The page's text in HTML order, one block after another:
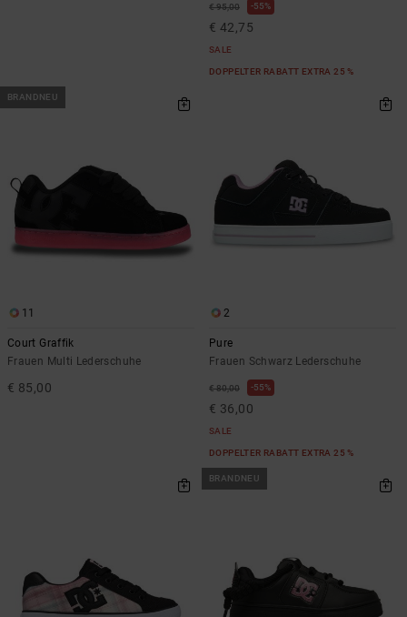
€ 95,00 55%
€ 42,75
SALE
DOPPELTER RABATT EXTRA 25 %
BRANDNEU
11
Court Graffik
Frauen Multi Lederschuhe
€ 85,00
2
Pure
Frauen Schwarz Lederschuhe
€ 80,00 55%
€ 36,00
SALE
DOPPELTER RABATT EXTRA 25 %
BRANDNEU